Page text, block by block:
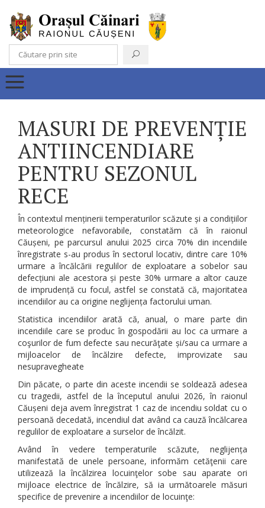
MASURI DE PREVENȚIE
ANTIINCENDIARE
PENTRU SEZONUL
RECE
În contextul menținerii temperaturilor scăzute și a condițiilor
meteorologice nefavorabile, constatăm că în raionul
Căușeni, pe parcursul anului 2025 circa 70% din incendiile
înregistrate s-au produs în sectorul locativ, dintre care 10%
urmare a încălcării regulilor de exploatare a sobelor sau
defecțiuni ale acestora și peste 30% urmare a altor cauze
de imprudență cu focul, astfel se constată că, majoritatea
incendiilor au ca origine neglijența factorului uman.
Statistica incendiilor arată că, anual, o mare parte din
incendiile care se produc în gospodării au loc ca urmare a
coşurilor de fum defecte sau necurăţate și/sau ca urmare a
mijloacelor de încălzire defecte, improvizate sau
nesupravegheate
Din păcate, o parte din aceste incendii se soldează adesea
cu tragedii, astfel de la începutul anului 2026, în raionul
Căușeni deja avem înregistrat 1 caz de incendiu soldat cu o
persoană decedată, incendiul dat având ca cauză încălcarea
regulilor de exploatare a surselor de încălzit.
Având în vedere temperaturile scăzute, neglijența
manifestată de unele persoane, informăm cetăţenii care
utilizează la încălzirea locuinţelor sobe sau aparate ori
mijloace electrice de încălzire, să ia următoarele măsuri
specifice de prevenire a incendiilor de locuinţe: